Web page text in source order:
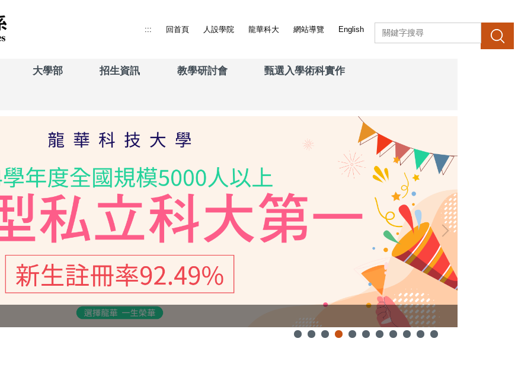
::: 回首頁 人設學院 龍華科大 網站導覽 English
搜 尋
大學部 招生資訊 教學研討會 甄選入學術科實作